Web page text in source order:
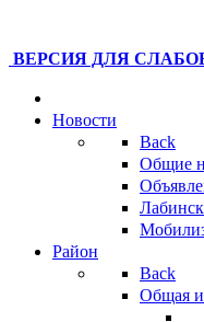
ВЕРСИЯ ДЛЯ
Новости
Back
Общие
Район
Back
Общая